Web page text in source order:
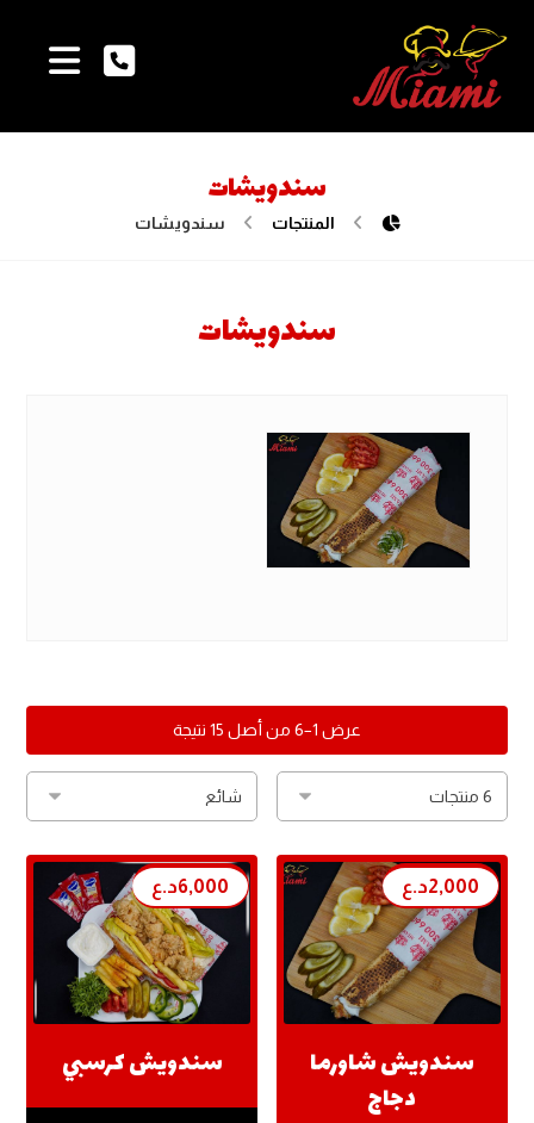
سندويشات
المنتجات سندويشات
سندويشات
عرض 1–6 من أصل 15 نتيجة
سندويش شاورما
دجاج
2,000د.ع
سندويش كرسبي
6,000د.ع